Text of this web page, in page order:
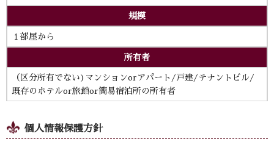
規模
１部屋から
所有者
（区分所有でない)マンションorアパート/戸建/テナントビル/
既存のホテルor旅館or簡易宿泊所の所有者
個人情報保護方針